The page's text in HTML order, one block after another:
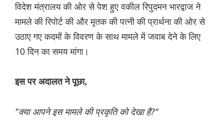
विदेश मंत्रालय की ओर से पेश हुए वकील रिपुदमन भारद्वाज ने
मामले की रिपोर्ट की और मृतक की पत्नी की प्रार्थना की ओर से
उठाए गए कदमों के विवरण के साथ मामले में जवाब देने के लिए
10 दिन का समय मांगा।
इस पर अदालत ने पूछा,
"क्या आपने इस मामले की प्रकृति को देखा है?"